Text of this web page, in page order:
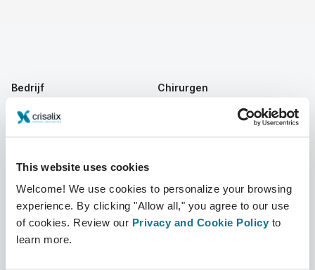
This website uses cookies
Welcome! We use cookies to personalize your browsing
experience. By clicking "Allow all," you agree to our use
of cookies. Review our Privacy and Cookie Policy to
learn more.
Bedrijf
Over ons
Nieuws
Evenementen
Chirurgen
Terug naar Chirurgen
Patiëntrecensies
Customer Stories